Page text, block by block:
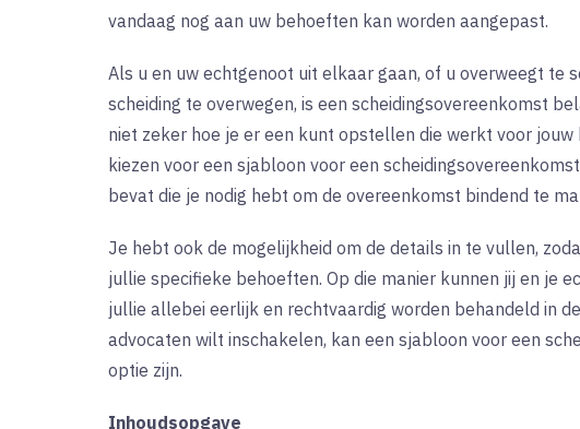
vandaag nog aan uw behoeften kan worden aangepast.
Als u en uw echtgenoot uit elkaar gaan, of u overweegt te
scheiding te overwegen, is een scheidingsovereenkomst
niet zeker hoe je er een kunt opstellen die werkt voor
kiezen voor een sjabloon voor een
bevat die je nodig hebt om de overeenkomst bindend te
Je hebt ook de mogelijkheid om de details in te vullen,
jullie specifieke behoeften. Op die manier kunnen jij en je
jullie allebei eerlijk en rechtvaardig worden behandeld in
advocaten wilt inschakelen, kan een sjabloon voor een
optie zijn.
Inhoudsopgave